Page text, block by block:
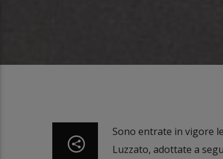
Sono entrate in vigore
Luzzato, adottate a